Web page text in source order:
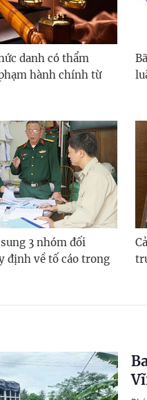
danh có thẩm
hành chính từ
3 nhóm đối
định về tố cáo trong